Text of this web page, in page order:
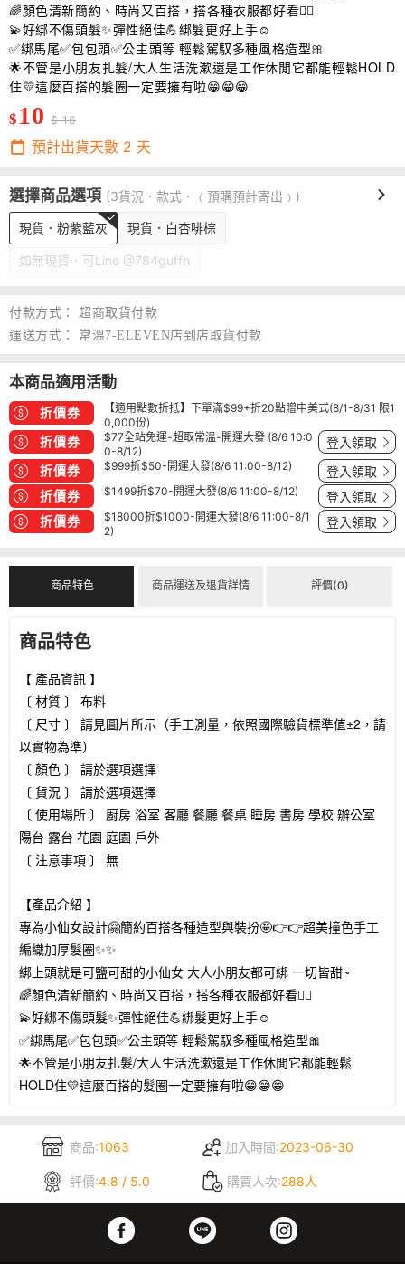
🌈顏色清新簡約、時尚又百搭，搭各種衣服都好看👍🏻
💫好綁不傷頭髮✨彈性絕佳💪綁髮更好上手☺️
✅綁馬尾✅包包頭✅公主頭等 輕鬆駕馭多種風格造型🎀
🌟不管是小朋友扎髮/大人生活洗漱還是工作休閒它都能輕鬆HOLD
住💛這麼百搭的髮圈一定要擁有啦😁😁😁
$ 10 $ 16
預計出貨天數 2 天
選擇商品選項 (3貨況．款式．﹙預購預計寄出﹚)
現貨．粉紫藍灰 現貨．白杏啡棕
如無現貨．可Line @784guffn
付款方式：
超商取貨付款
運送方式：
常溫7-ELEVEN店到店取貨付款
本商品適用活動
折價券
【適用點數折抵】下單滿$99+折20點贈中美式(8/1-8/31 限1
0,000份)
折價券
$77全站免運-超取常溫-開運大發 (8/6 10:0
0-8/12)
登入領取
折價券 $999折$50-開運大發(8/6 11:00-8/12) 登入領取
折價券 $1499折$70-開運大發(8/6 11:00-8/12) 登入領取
折價券
$18000折$1000-開運大發(8/6 11:00-8/1
2)
登入領取
商品特色 商品運送及退貨詳情 評價(0)
商品特色
【 產品資訊 】
〔 材質 〕 布料
〔 尺寸 〕 請見圖片所示（手工測量，依照國際驗貨標準值±2，請
以實物為準）
〔 顏色 〕 請於選項選擇
〔 貨況 〕 請於選項選擇
〔 使用場所 〕 廚房 浴室 客廳 餐廳 餐桌 睡房 書房 學校 辦公室
陽台 露台 花園 庭園 戶外
〔 注意事項 〕 無
【產品介紹 】
專為小仙女設計🤗簡約百搭各種造型與裝扮🤩👉👉超美撞色手工
編織加厚髮圈✨✨
綁上頭就是可鹽可甜的小仙女 大人小朋友都可綁 一切皆甜~
🌈顏色清新簡約、時尚又百搭，搭各種衣服都好看👍🏻
💫好綁不傷頭髮✨彈性絕佳💪綁髮更好上手☺️
✅綁馬尾✅包包頭✅公主頭等 輕鬆駕馭多種風格造型🎀
🌟不管是小朋友扎髮/大人生活洗漱還是工作休閒它都能輕鬆
HOLD住💛這麼百搭的髮圈一定要擁有啦😁😁😁
商品:1063 加入時間:2023-06-30
評價:4.8 / 5.0 購買人次:288人